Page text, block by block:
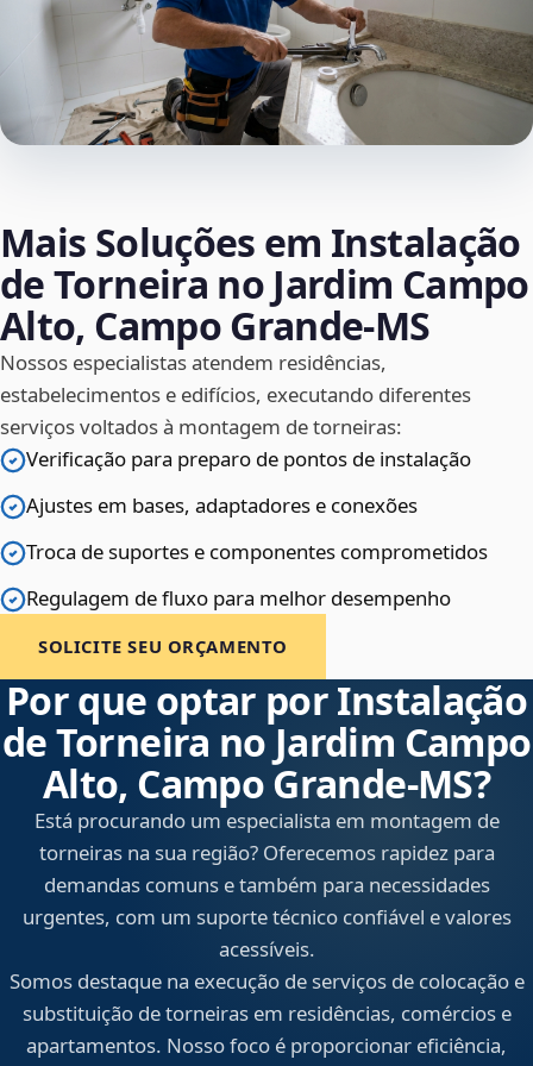
Mais Soluções em Instalação
de Torneira no Jardim Campo
Alto, Campo Grande‑MS
Nossos especialistas atendem residências,
estabelecimentos e edifícios, executando diferentes
serviços voltados à montagem de torneiras:
Verificação para preparo de pontos de instalação
Ajustes em bases, adaptadores e conexões
Troca de suportes e componentes comprometidos
Regulagem de fluxo para melhor desempenho
SOLICITE SEU ORÇAMENTO
Por que optar por Instalação
de Torneira no Jardim Campo
Alto, Campo Grande‑MS?
Está procurando um especialista em montagem de
torneiras na sua região? Oferecemos rapidez para
demandas comuns e também para necessidades
urgentes, com um suporte técnico confiável e valores
acessíveis.
Somos destaque na execução de serviços de colocação e
substituição de torneiras em residências, comércios e
apartamentos. Nosso foco é proporcionar eficiência,